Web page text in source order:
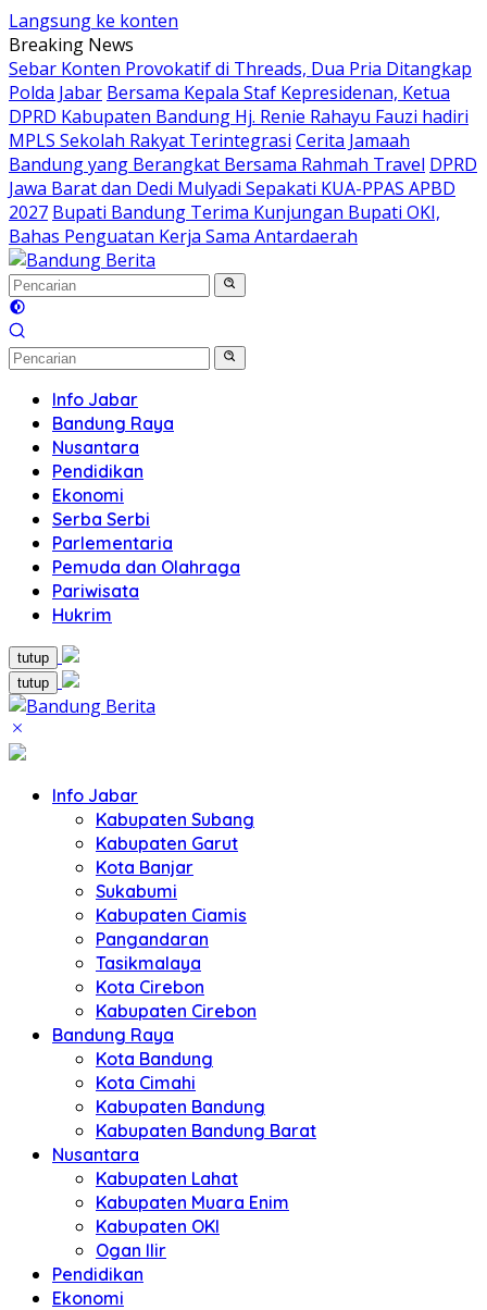
Langsung ke konten
Breaking News
Sebar Konten Provokatif di Threads, Dua Pria Ditangkap
Polda Jabar Bersama Kepala Staf Kepresidenan, Ketua
DPRD Kabupaten Bandung Hj. Renie Rahayu Fauzi hadiri
MPLS Sekolah Rakyat Terintegrasi Cerita Jamaah
Bandung yang Berangkat Bersama Rahmah Travel DPRD
Jawa Barat dan Dedi Mulyadi Sepakati KUA-PPAS APBD
2027 Bupati Bandung Terima Kunjungan Bupati OKI,
Bahas Penguatan Kerja Sama Antardaerah
Info Jabar
Bandung Raya
Nusantara
Pendidikan
Ekonomi
Serba Serbi
Parlementaria
Pemuda dan Olahraga
Pariwisata
Hukrim
tutup
tutup
Info Jabar
Kabupaten Subang
Kabupaten Garut
Kota Banjar
Sukabumi
Kabupaten Ciamis
Pangandaran
Tasikmalaya
Kota Cirebon
Kabupaten Cirebon
Bandung Raya
Kota Bandung
Kota Cimahi
Kabupaten Bandung
Kabupaten Bandung Barat
Nusantara
Kabupaten Lahat
Kabupaten Muara Enim
Kabupaten OKI
Ogan Ilir
Pendidikan
Ekonomi